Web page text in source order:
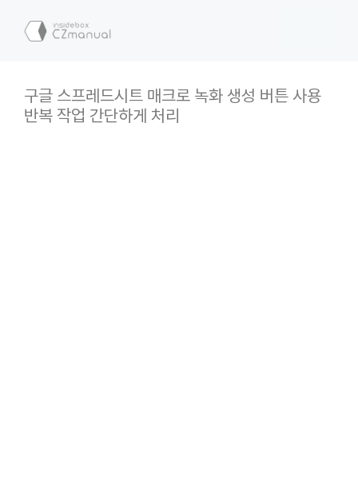
구글 스프레드시트 매크로 녹화 생성 버튼 사용
반복 작업 간단하게 처리